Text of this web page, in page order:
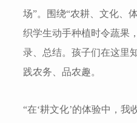
场”。围绕“农耕、文化、
织学生动手种植时令蔬果
录、总结。孩子们在这里
践农务、品农趣。
“在‘耕文化’的体验中，